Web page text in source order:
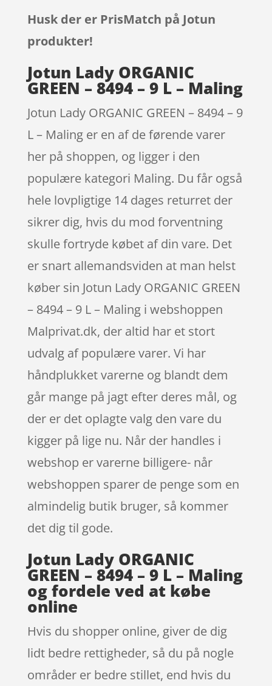
Husk der er PrisMatch på Jotun
produkter!
Jotun Lady ORGANIC
GREEN – 8494 – 9 L – Maling
Jotun Lady ORGANIC GREEN – 8494 – 9
L – Maling er en af de førende varer
her på shoppen, og ligger i den
populære kategori Maling. Du får også
hele lovpligtige 14 dages returret der
sikrer dig, hvis du mod forventning
skulle fortryde købet af din vare. Det
er snart allemandsviden at man helst
køber sin Jotun Lady ORGANIC GREEN
– 8494 – 9 L – Maling i webshoppen
Malprivat.dk, der altid har et stort
udvalg af populære varer. Vi har
håndplukket varerne og blandt dem
går mange på jagt efter deres mål, og
der er det oplagte valg den vare du
kigger på lige nu. Når der handles i
webshop er varerne billigere- når
webshoppen sparer de penge som en
almindelig butik bruger, så kommer
det dig til gode.
Jotun Lady ORGANIC
GREEN – 8494 – 9 L – Maling
og fordele ved at købe
online
Hvis du shopper online, giver de dig
lidt bedre rettigheder, så du på nogle
områder er bedre stillet, end hvis du